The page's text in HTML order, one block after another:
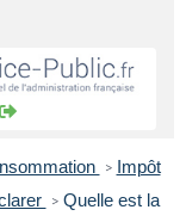
> Impôt
> Quelle est la